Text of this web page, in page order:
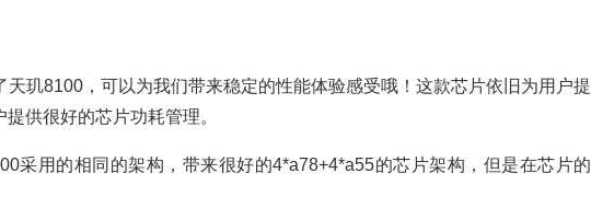
玑8100，可以为我们带来稳定的性能体验感受哦！这款芯片依旧为用户提
供很好的芯片功耗管理。
采用的相同的架构，带来很好的4*a78+4*a55的芯片架构，但是在芯片的